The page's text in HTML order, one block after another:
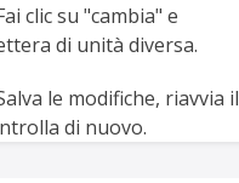
clic su "cambia" e
di unità diversa.
le modifiche, riavvia il
di nuovo.